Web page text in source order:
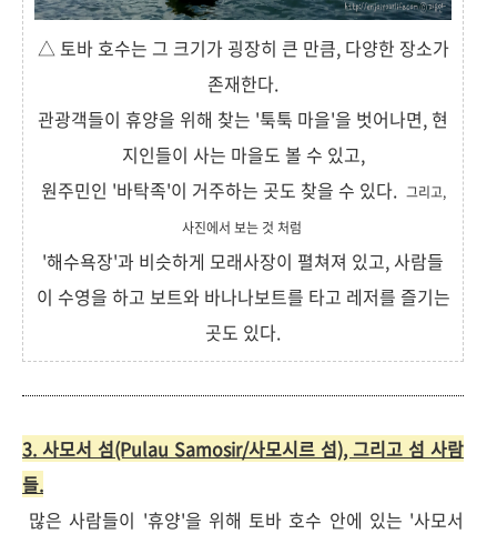
△ 토바 호수는 그 크기가 굉장히 큰 만큼, 다양한 장소가
존재한다.
관광객들이 휴양을 위해 찾는 '툭툭 마을'을 벗어나면, 현
지인들이 사는 마을도 볼 수 있고,
원주민인 '바탁족'이 거주하는 곳도 찾을 수 있다. 그리고,
사진에서 보는 것 처럼
'해수욕장'과 비슷하게 모래사장이 펼쳐져 있고, 사람들
이 수영을 하고 보트와 바나나보트를 타고 레저를 즐기는
곳도 있다.
3. 사모서 섬(Pulau Samosir/사모시르 섬), 그리고 섬 사람
들.
많은 사람들이 '휴양'을 위해 토바 호수 안에 있는 '사모서